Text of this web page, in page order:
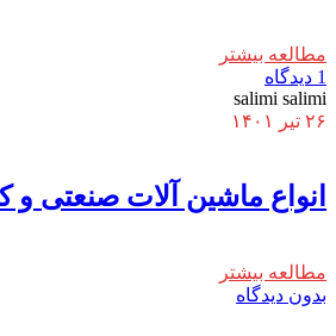
مطالعه بیشتر
1 دیدگاه
salimi salimi
۲۶ تیر ۱۴۰۱
انواع ماشین‌ آلات صنعتی و
مطالعه بیشتر
بدون دیدگاه